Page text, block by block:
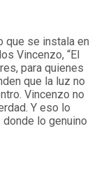
que se instala en
Vincenzo, “El
para quienes
que la luz no
Vincenzo no
Y eso lo
lo genuino